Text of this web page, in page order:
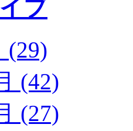
ブ
(29)
(42)
(27)